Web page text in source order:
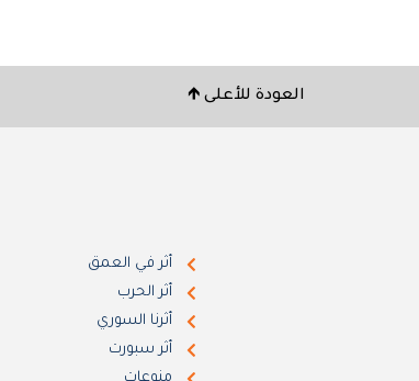
العودة للأعلى 🡹
أثر في العمق
أثر الحرب
أثرنا السوري
أثر سبورت